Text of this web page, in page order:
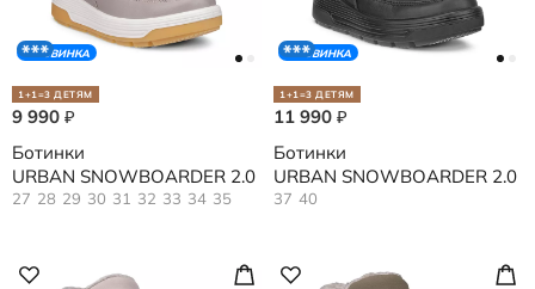
НОВИНКА
1+1=3 ДЕТЯМ
9 990 ₽
Ботинки
URBAN SNOWBOARDER 2.0
27 28 29 30 31 32 33 34 35
НОВИНКА
1+1=3 ДЕТЯМ
11 990 ₽
Ботинки
URBAN SNOWBOARDER 2.0
37 40